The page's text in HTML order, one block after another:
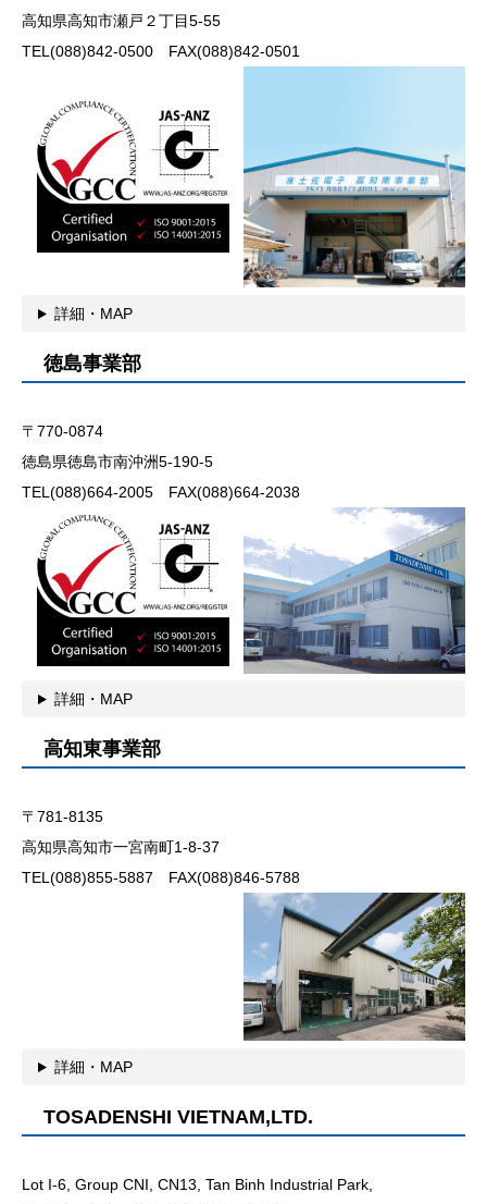
高知県高知市瀬戸２丁目5-55
TEL(088)842-0500 FAX(088)842-0501
詳細・MAP
徳島事業部
〒770-0874
徳島県徳島市南沖洲5-190-5
TEL(088)664-2005 FAX(088)664-2038
詳細・MAP
高知東事業部
〒781-8135
高知県高知市一宮南町1-8-37
TEL(088)855-5887 FAX(088)846-5788
詳細・MAP
TOSADENSHI VIETNAM,LTD.
Lot I-6, Group CNI, CN13, Tan Binh Industrial Park,